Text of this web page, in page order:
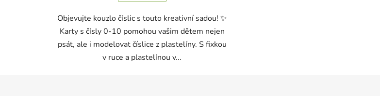
Objevujte kouzlo číslic s touto kreativní sadou! ✨
Karty s čísly 0-10 pomohou vašim dětem nejen
psát, ale i modelovat číslice z plastelíny. S fixkou
v ruce a plastelínou v...